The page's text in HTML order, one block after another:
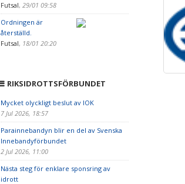
Futsal, 29/01 09:58
Ordningen är
återställd.
Futsal, 18/01 20:20
RIKSIDROTTSFÖRBUNDET
Mycket olyckligt beslut av IOK
7 Jul 2026, 18:57
Parainnebandyn blir en del av Svenska
Innebandyförbundet
2 Jul 2026, 11:00
Nästa steg för enklare sponsring av
idrott